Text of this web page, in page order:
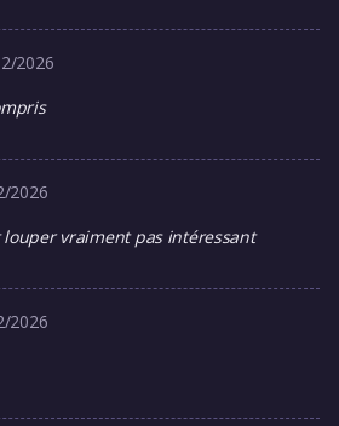
2026
2026
louper vraiment pas intéressant
2026